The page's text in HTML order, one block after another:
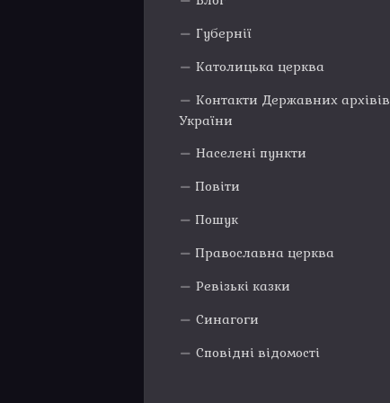
Губернії
Католицька церква
Контакти Державних архівів
України
Населені пункти
Повіти
Пошук
Православна церква
Ревізькі казки
Синагоги
Сповідні відомості